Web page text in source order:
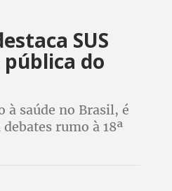
SUS
do
à saúde no Brasil, é
rumo à 18ª